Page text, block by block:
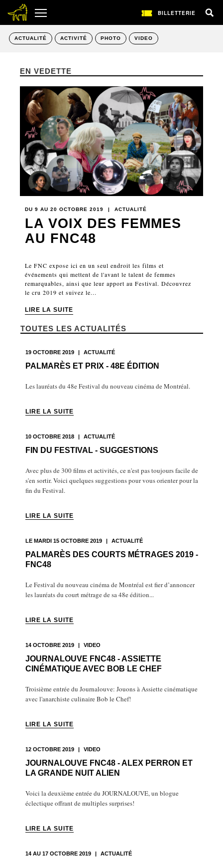
BILLETTERIE
ACTUALITÉ ACTIVITÉ PHOTO VIDEO
EN VEDETTE
DU 9 AU 20 OCTOBRE 2019 | ACTUALITÉ
LA VOIX DES FEMMES
AU FNC48
Le FNC expose ici en un seul endroit les films et
événements qui mettent de l'avant le talent de femmes
remarquables, ainsi que leur apport au Festival. Découvrez
le cru 2019 et suivez le...
LIRE LA SUITE
TOUTES LES ACTUALITÉS
19 OCTOBRE 2019 | ACTUALITÉ
PALMARÈS ET PRIX - 48E ÉDITION
Les lauréats du 48e Festival du nouveau cinéma de Montréal.
LIRE LA SUITE
10 OCTOBRE 2018 | ACTUALITÉ
FIN DU FESTIVAL - SUGGESTIONS
Avec plus de 300 films et activités, ce n'est pas toujours facile de
s'en sortir. Voici quelques suggestions pour vous orienter pour la
fin du Festival.
LIRE LA SUITE
LE MARDI 15 OCTOBRE 2019 | ACTUALITÉ
PALMARÈS DES COURTS MÉTRAGES 2019 -
FNC48
Le Festival du nouveau cinéma de Montréal est fier d’annoncer
les lauréats du court métrage de sa 48e édition...
LIRE LA SUITE
14 OCTOBRE 2019 | VIDEO
JOURNALOUVE FNC48 - ASSIETTE
CINÉMATIQUE AVEC BOB LE CHEF
Troisième entrée du Journalouve: Jouons à Assiette cinématique
avec l'anarchiste culinaire Bob le Chef!
LIRE LA SUITE
12 OCTOBRE 2019 | VIDEO
JOURNALOUVE FNC48 - ALEX PERRON ET
LA GRANDE NUIT ALIEN
Voici la deuxième entrée du JOURNALOUVE, un blogue
éclectique offrant de multiples surprises!
LIRE LA SUITE
14 AU 17 OCTOBRE 2019 | ACTUALITÉ